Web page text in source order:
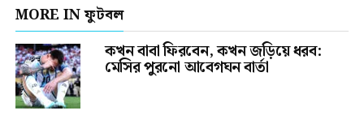
MORE IN ফুটবল
কখন বাবা ফিরবেন, কখন জড়িয়ে ধরব:
মেসির পুরনো আবেগঘন বার্তা